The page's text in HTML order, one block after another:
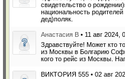
свидетельство о
национальность
дед)поляк.
Анастасия В • 11 авг 2024,
Здравствуйте! Может кто
из Москвы в Болгарию
кого то рейс из Москвы.
ВИКТОРИЯ 555 • 02 авг